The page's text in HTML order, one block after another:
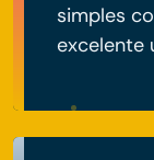
simples
excelente